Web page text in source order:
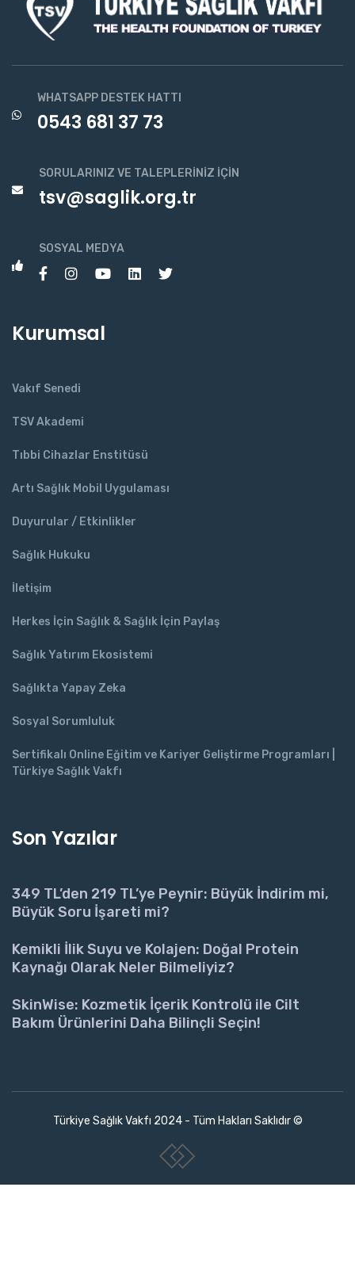
WHATSAPP DESTEK HATTI
0543 681 37 73
SORULARINIZ VE TALEPLERINIZ İÇIN
tsv@saglik.org.tr
SOSYAL MEDYA
Kurumsal
Vakıf Senedi
TSV Akademi
Tıbbi Cihazlar Enstitüsü
Artı Sağlık Mobil Uygulaması
Duyurular / Etkinlikler
Sağlık Hukuku
İletişim
Herkes İçin Sağlık & Sağlık İçin Paylaş
Sağlık Yatırım Ekosistemi
Sağlıkta Yapay Zeka
Sosyal Sorumluluk
Sertifikalı Online Eğitim ve Kariyer Geliştirme Programları |
Türkiye Sağlık Vakfı
Son Yazılar
349 TL’den 219 TL’ye Peynir: Büyük İndirim mi,
Büyük Soru İşareti mi?
Kemikli İlik Suyu ve Kolajen: Doğal Protein
Kaynağı Olarak Neler Bilmeliyiz?
SkinWise: Kozmetik İçerik Kontrolü ile Cilt
Bakım Ürünlerini Daha Bilinçli Seçin!
Türkiye Sağlık Vakfı 2024 - Tüm Hakları Saklıdır ©
www.collectivepeople.com.tr